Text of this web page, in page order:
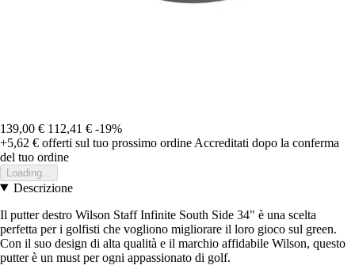
139,00 € 112,41 € -19%
+5,62 € offerti sul tuo prossimo ordine Accreditati dopo la conferma
del tuo ordine
Loading...
Descrizione
Il putter destro Wilson Staff Infinite South Side 34" è una scelta
perfetta per i golfisti che vogliono migliorare il loro gioco sul green.
Con il suo design di alta qualità e il marchio affidabile Wilson, questo
putter è un must per ogni appassionato di golf.